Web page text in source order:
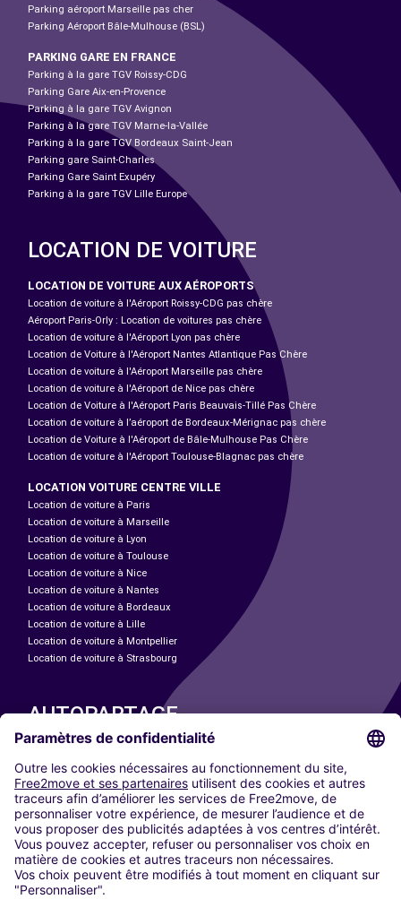
Parking aéroport Marseille pas cher
Parking Aéroport Bâle-Mulhouse (BSL)
PARKING GARE EN FRANCE
Parking à la gare TGV Roissy-CDG
Parking Gare Aix-en-Provence
Parking à la gare TGV Avignon
Parking à la gare TGV Marne-la-Vallée
Parking à la gare TGV Bordeaux Saint-Jean
Parking gare Saint-Charles
Parking Gare Saint Exupéry
Parking à la gare TGV Lille Europe
LOCATION DE VOITURE
LOCATION DE VOITURE AUX AÉROPORTS
Location de voiture à l'Aéroport Roissy-CDG pas chère
Aéroport Paris-Orly : Location de voitures pas chère
Location de voiture à l'Aéroport Lyon pas chère
Location de Voiture à l'Aéroport Nantes Atlantique Pas Chère
Location de voiture à l'Aéroport Marseille pas chère
Location de voiture à l'Aéroport de Nice pas chère
Location de Voiture à l'Aéroport Paris Beauvais-Tillé Pas Chère
Location de voiture à l’aéroport de Bordeaux-Mérignac pas chère
Location de Voiture à l'Aéroport de Bâle-Mulhouse Pas Chère
Location de voiture à l'Aéroport Toulouse-Blagnac pas chère
LOCATION VOITURE CENTRE VILLE
Location de voiture à Paris
Location de voiture à Marseille
Location de voiture à Lyon
Location de voiture à Toulouse
Location de voiture à Nice
Location de voiture à Nantes
Location de voiture à Bordeaux
Location de voiture à Lille
Location de voiture à Montpellier
Location de voiture à Strasbourg
AUTOPARTAGE
Paris
Madrid
Washington DC
Milan
Rome
Turin
Vienne
Berlin